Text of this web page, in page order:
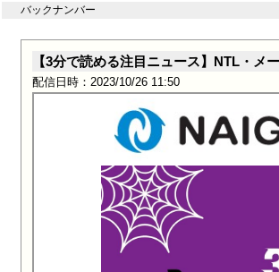
バックナンバー
【3分で読める注目ニュース】NTL・メ
配信日時：2023/10/26 11:50